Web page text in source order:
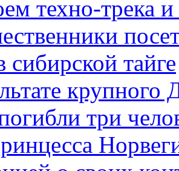
техно-трека
тайге
крупного
три